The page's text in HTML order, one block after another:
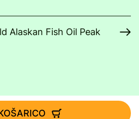
Alaskan Fish Oil Peak